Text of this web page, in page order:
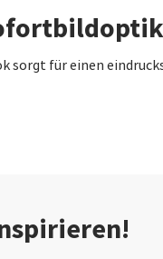
sorgt für einen